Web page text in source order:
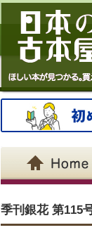
季刊銀花 第115